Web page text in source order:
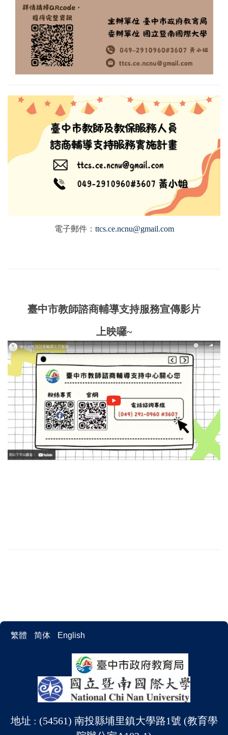
電子郵件： ttcs.ce.ncnu@gmail.com
臺中市教師諮商輔導支持服務宣傳影片
上映囉~
繁體 简体 English
地址 : (54561) 南投縣埔里鎮大學路1號 (教育學